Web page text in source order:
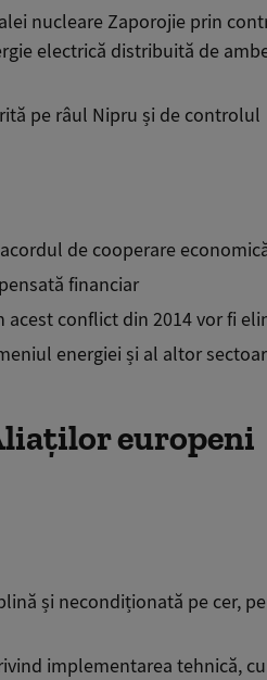
nucleare Zaporojieprin
electrică distribuită de
pe râul Nipru și de controlul
de cooperare
financiar
conflict din 2014 vor fi
energiei și al altor
europeni
și necondiționată pe cer,
implementarea tehnică, cu